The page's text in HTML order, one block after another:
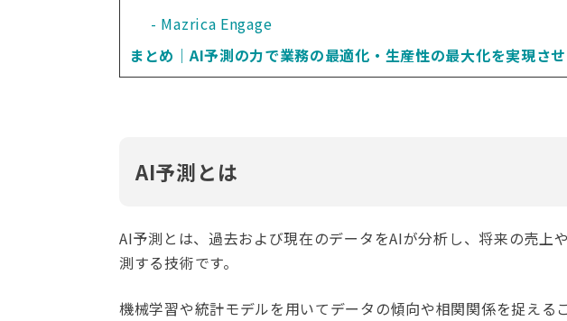
Mazrica Engage
まとめ｜AI予測の力で業務の最適化・生産性の最大化を実現さ
AI予測とは
AI予測とは、過去および現在のデータをAIが分析し、将来の売上
測する技術です。
機械学習や統計モデルを用いてデータの傾向や相関関係を捉える